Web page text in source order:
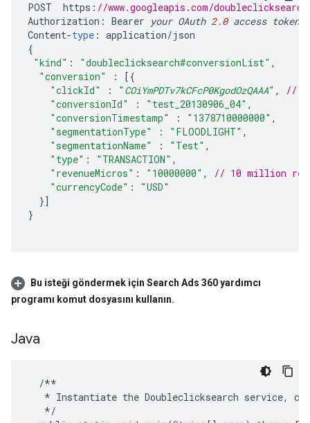
POST https : //www.googleapis.com/
Authorization : Bearer your OAuth 2.0 access token
Content-type : application/json
{
"kind" : "doubleclicksearch#conversionList" ,
"conversion"
:
[{
"clickId"
: " COiYmPDTv7kCFcP0KgodOzQAAA" ,
//
"conversionId"
: "test_20130906_04" ,
"conversionTimestamp"
: "1378710000000" ,
"segmentationType"
: "FLOODLIGHT" ,
"segmentationName"
: "Test" ,
"type" : "TRANSACTION" ,
"revenueMicros" : "10000000" ,
// 10 million
"currencyCode" :
"USD"
}]
}
Bu isteği göndermek için Search Ads 360 yardımcı
programı komut dosyasını kullanın.
Java
/**
* Instantiate the Doubleclicksearch service,
*/